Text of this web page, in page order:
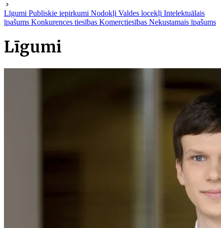
Līgumi Publiskie iepirkumi Nodokļi Valdes locekļi Intelektuālais
īpašums Konkurences tiesības Komerctiesības Nekustamais īpašums
Līgumi